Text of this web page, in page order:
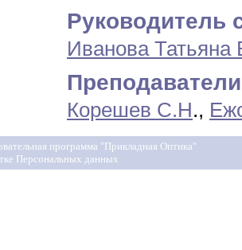
Руководитель
Иванова
Преподаватели
Корешев С.Н.,
программа "Прикладная Оптика"
Персональных данных